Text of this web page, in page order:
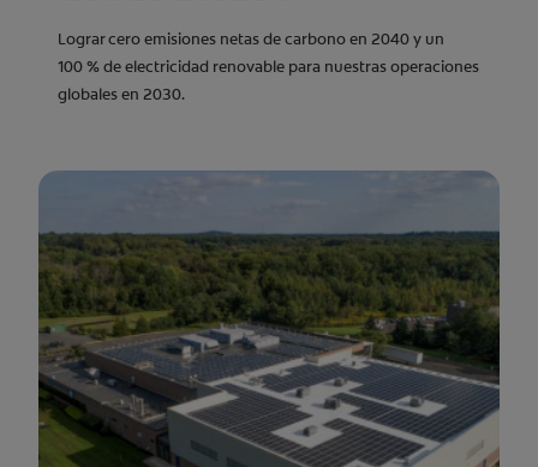
Lograr cero emisiones netas de carbono en 2040 y un
100 % de electricidad renovable para nuestras operaciones
globales en 2030.